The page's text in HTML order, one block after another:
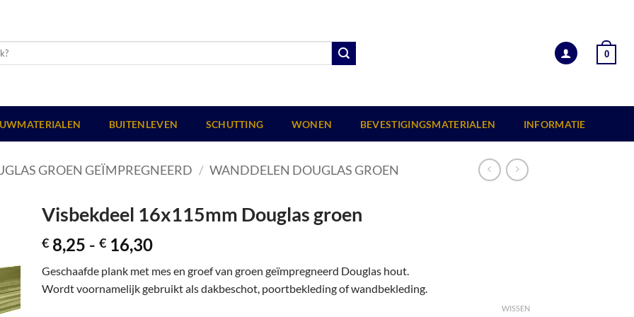
0
BUITENLEVEN SCHUTTING WONEN BEVESTIGINGSMATERIALEN INFORMATIE
GROEN GEÏMPREGNEERD / WANDDELEN DOUGLAS GROEN
Visbekdeel 16x115mm Douglas groen
€ 8,25 - € 16,30Prijsklasse:
tot
€ 16,30
Geschaafde plank met mes en groef van groen geïmpregneerd Douglas hout.
Wordt voornamelijk gebruikt als dakbeschot, poortbekleding of wandbekleding.
WISSEN